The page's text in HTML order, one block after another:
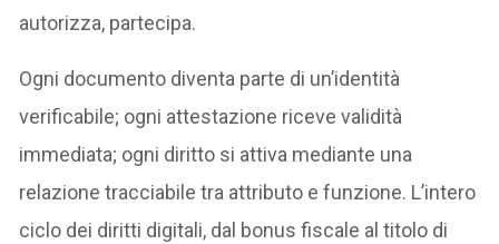
autorizza, partecipa.
Ogni documento diventa parte di un’identità
verificabile; ogni attestazione riceve validità
immediata; ogni diritto si attiva mediante una
relazione tracciabile tra attributo e funzione. L’intero
ciclo dei diritti digitali, dal bonus fiscale al titolo di